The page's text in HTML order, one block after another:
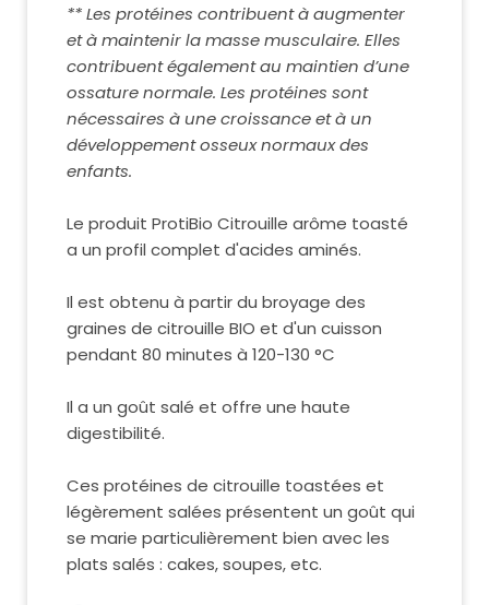
** Les protéines contribuent à augmenter
et à maintenir la masse musculaire. Elles
contribuent également au maintien d’une
ossature normale. Les protéines sont
nécessaires à une croissance et à un
développement osseux normaux des
enfants.
Le produit ProtiBio Citrouille arôme toasté
a un profil complet d'acides aminés.
Il est obtenu à partir du broyage des
graines de citrouille BIO et d'un cuisson
pendant 80 minutes à 120-130 °C
Il a un goût salé et offre une haute
digestibilité.
Ces protéines de citrouille toastées et
légèrement salées présentent un goût qui
se marie particulièrement bien avec les
plats salés : cakes, soupes, etc.